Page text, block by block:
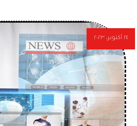
٢٤ أكتوبر، ٢٠٢٣